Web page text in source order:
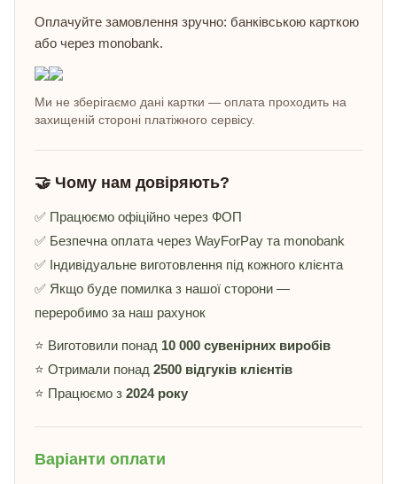
Оплачуйте замовлення зручно: банківською карткою
або через monobank.
Ми не зберігаємо дані картки — оплата проходить на
захищеній стороні платіжного сервісу.
🤝 Чому нам довіряють?
✅ Працюємо офіційно через ФОП
✅ Безпечна оплата через WayForPay та monobank
✅ Індивідуальне виготовлення під кожного клієнта
✅ Якщо буде помилка з нашої сторони —
переробимо за наш рахунок
⭐ Виготовили понад 10 000 сувенірних виробів
⭐ Отримали понад 2500 відгуків клієнтів
⭐ Працюємо з 2024 року
Варіанти оплати